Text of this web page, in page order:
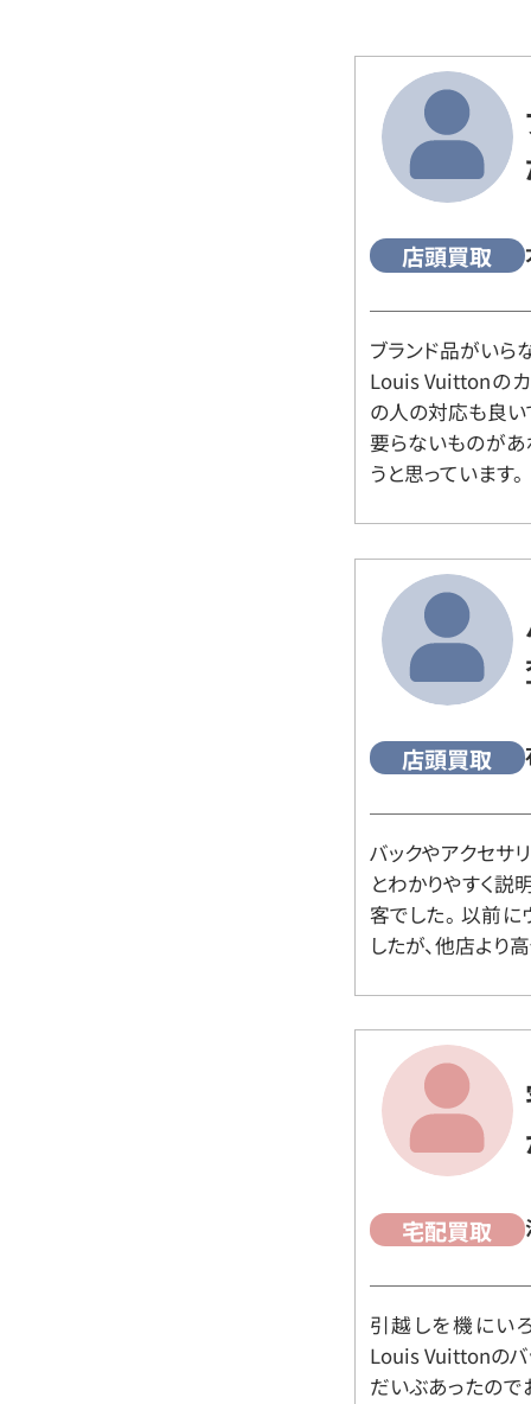
店頭買取
ブランド品がいら
Louis Vuittonの
の人の対応も良い
要らないものがあ
うと思っています。
店頭買取
バックやアクセサ
とわかりやすく説
客でした。 以前
したが、他店より
宅配買取
引越しを機にい
Louis Vuittonのバ
だいぶあったので